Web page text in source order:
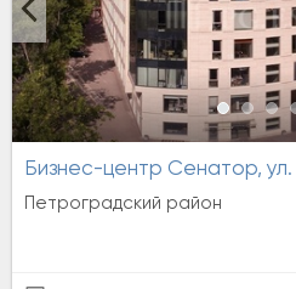
Бизнес-центр Сенатор,
Петроградский район